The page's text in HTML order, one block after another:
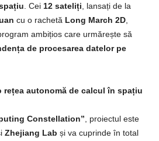
. Cei 12 sateliți , lansați de la
cu o rachetă Long March 2D
ambițios care urmărește să
de procesarea datelor pe
rețea autonomă de calcul în spațiu
Constellation” , proiectul este
Zhejiang Lab și va cuprinde în total